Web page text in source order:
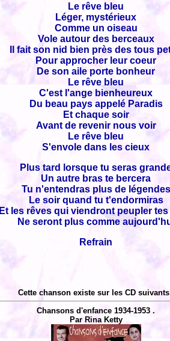
Le rêve bleu
Léger, mystérieux
Comme un oiseau
Vole autour des berceaux
Il fait son nid bien près des tous
Pour approcher leur coeur
De son aile porte bonheur
Le rêve bleu
C'est l'ange bienheureux
Du beau pays appelé Paradis
Et chaque soir
Avant de revenir nous voir
Le rêve bleu
S'envole dans les cieux
Plus tard lorsque tu seras
Un autre bras te bercera
Tu n'entendras plus de légendes
Le soir quand tu t'endormiras
Et les rêves qui viendront peupler
Ne seront plus comme
Refrain
Cette chanson existe sur les CD
Chansons d'enfance 1934-1953 .
Par Rina Ketty